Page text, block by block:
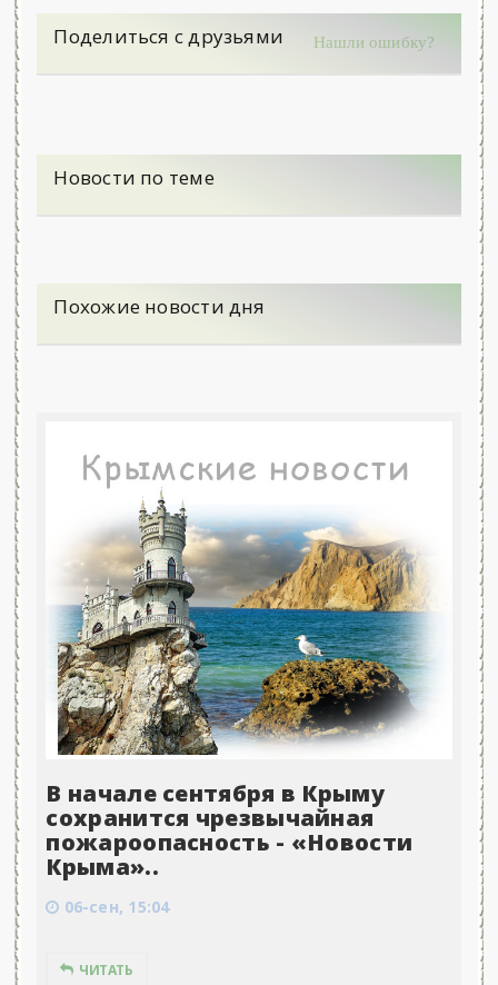
Поделиться с друзьями Нашли ошибку?
Новости по теме
Похожие новости дня
В начале сентября в Крыму
сохранится чрезвычайная
пожароопасность - «Новости
Крыма»..
06-сен, 15:04
ЧИТАТЬ